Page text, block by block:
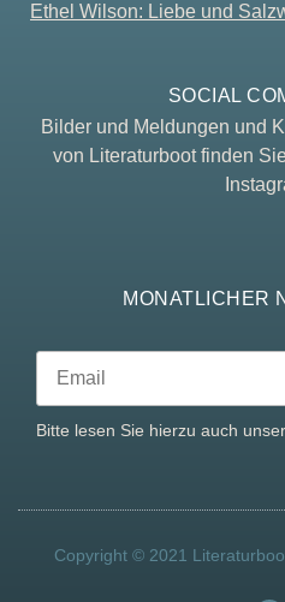
Ethel Wilson: Liebe und
SOCIAL
Bilder und Meldungen und
von Literaturboot finden
MONATLICHER
Bitte lesen Sie hierzu auch
Copyright © 2021